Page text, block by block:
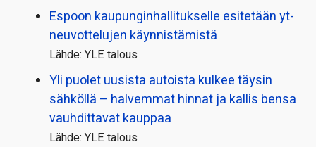
Espoon kaupungin­hallitukselle esitetään yt-
neuvottelujen käynnistämistä
Lähde: YLE talous
Yli puolet uusista autoista kulkee täysin
sähköllä – halvemmat hinnat ja kallis bensa
vauhdittavat kauppaa
Lähde: YLE talous